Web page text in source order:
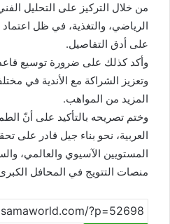
من خلال التركيز على التحليل
الرياضي، والتغذية، في ظل اعتماد
على أدق التفاصيل.
وأكد كذلك على ضرورة توسيع
وتعزيز الشراكة مع الأندية في
المزيد من المواهب.
وختم تصريحه بالتأكيد على أنّ
العربية، نحو بناء جيل قادر
المستويين الآسيوي والعالمي،
منصات التتويج في المحافل